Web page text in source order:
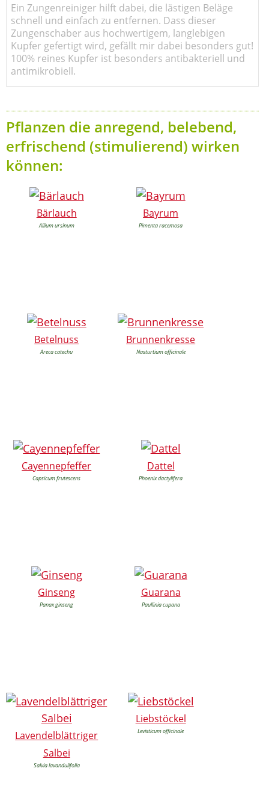
Ein Zungenreiniger hilft dabei, die lästigen Beläge
schnell und einfach zu entfernen. Dass dieser
Zungenschaber aus hochwertigem, langlebigen
Kupfer gefertigt wird, gefällt mir dabei besonders gut!
100% reines Kupfer ist besonders antibakteriell und
antimikrobiell.
Pflanzen die anregend, belebend,
erfrischend (stimulierend) wirken
können:
Bärlauch
Allium ursinum
Bayrum
Pimenta racemosa
Betelnuss
Areca catechu
Brunnenkresse
Nasturtium officinale
Cayennepfeffer
Capsicum frutescens
Dattel
Phoenix dactylifera
Ginseng
Panax ginseng
Guarana
Paullinia cupana
Lavendelblättriger
Salbei
Salvia lavandulifolia
Liebstöckel
Levisticum officinale